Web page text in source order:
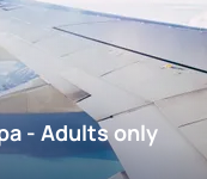
- Adults only